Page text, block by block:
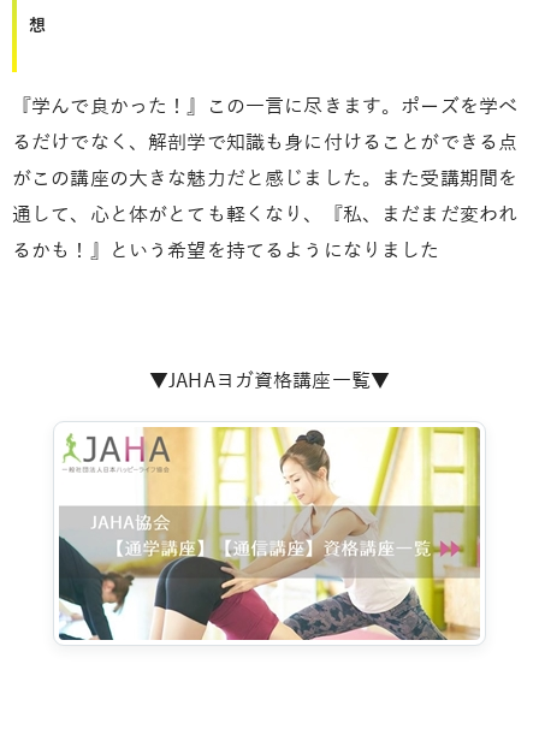
想
『学んで良かった！』この一言に尽きます。ポーズを学べ
るだけでなく、解剖学で知識も身に付けることができる点
がこの講座の大きな魅力だと感じました。また受講期間を
通して、心と体がとても軽くなり、『私、まだまだ変われ
るかも！』という希望を持てるようになりました
▼JAHAヨガ資格講座一覧▼